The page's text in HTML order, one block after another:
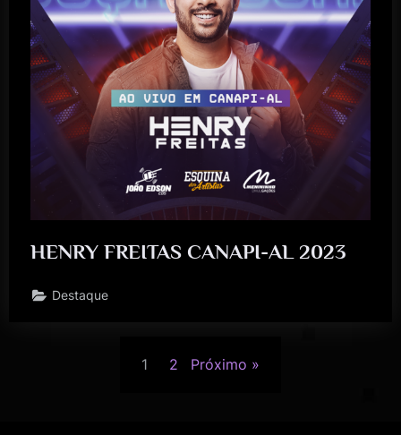
HENRY FREITAS CANAPI-AL 2023
Destaque
1 2 Próximo